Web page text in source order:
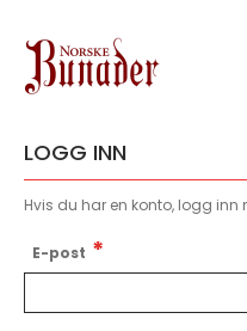
LOGG INN
Hvis du har en konto, logg
E-post